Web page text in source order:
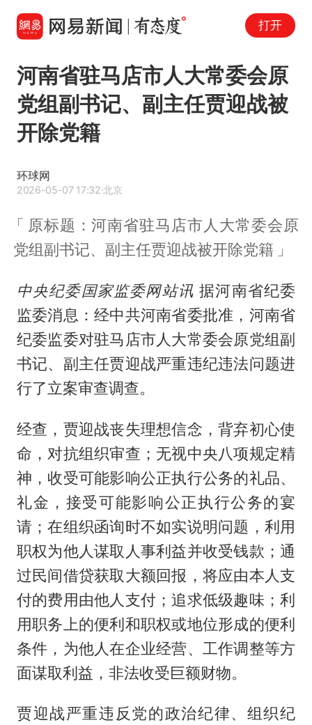
打开
河南省驻马店市人大常委会原
党组副书记、副主任贾迎战被
开除党籍
环球网
2026-05-07 17:32·北京
原标题：河南省驻马店市人大常委会原
党组副书记、副主任贾迎战被开除党籍
中央纪委国家监委网站讯 据河南省纪委
监委消息：经中共河南省委批准，河南省
纪委监委对驻马店市人大常委会原党组副
书记、副主任贾迎战严重违纪违法问题进
行了立案审查调查。
经查，贾迎战丧失理想信念，背弃初心使
命，对抗组织审查；无视中央八项规定精
神，收受可能影响公正执行公务的礼品、
礼金，接受可能影响公正执行公务的宴
请；在组织函询时不如实说明问题，利用
职权为他人谋取人事利益并收受钱款；通
过民间借贷获取大额回报，将应由本人支
付的费用由他人支付；追求低级趣味；利
用职务上的便利和职权或地位形成的便利
条件，为他人在企业经营、工作调整等方
面谋取利益，非法收受巨额财物。
贾迎战严重违反党的政治纪律、组织纪